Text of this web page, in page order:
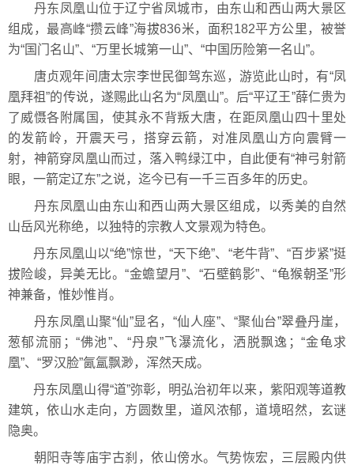
丹东凤凰山位于辽宁省凤城市，由东山和西山两大景区
组成，最高峰“攒云峰”海拔836米，面积182平方公里，被誉
为“国门名山”、“万里长城第一山”、“中国历险第一名山”。
唐贞观年间唐太宗李世民御驾东巡，游览此山时，有“凤
凰拜祖”的传说，遂赐此山名为“凤凰山”。后“平辽王”薛仁贵为
了威慑各附属国，使其永不背叛大唐，在距凤凰山四十里处
的发箭岭，开震天弓，搭穿云箭，对准凤凰山方向震臂一
射，神箭穿凤凰山而过，落入鸭绿江中，自此便有“神弓射箭
眼，一箭定辽东”之说，迄今已有一千三百多年的历史。
丹东凤凰山由东山和西山两大景区组成，以秀美的自然
山岳风光称绝，以独特的宗教人文景观为特色。
丹东凤凰山以“绝”惊世，“天下绝”、“老牛背”、“百步紧”挺
拔险峻，异美无比。“金蟾望月”、“石壁鹤影”、“龟猴朝圣”形
神兼备，惟妙惟肖。
丹东凤凰山聚“仙”显名，“仙人座”、“聚仙台”翠叠丹崖，
葱郁流丽；“佛池”、“丹泉”飞瀑流化，洒脱飘逸；“金龟求
凰”、“罗汉脸”氤氲飘渺，浑然天成。
丹东凤凰山得“道”弥彰，明弘治初年以来，紫阳观等道教
建筑，依山水走向，方圆数里，道风浓郁，道境昭然，玄谜
隐奥。
朝阳寺等庙宇古刹，依山傍水。气势恢宏，三层殿内供